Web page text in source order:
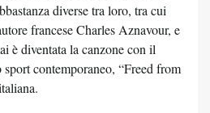
diverse tra loro, tra cui
francese Charles Aznavour, e
è diventata la canzone con il
contemporaneo, “Freed from